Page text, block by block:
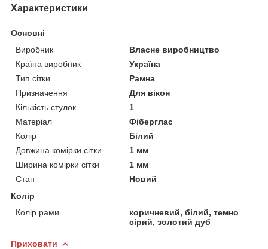
Характеристики
Основні
Виробник
Власне виробництво
Країна виробник
Україна
Тип сітки
Рамна
Призначення
Для вікон
Кількість стулок
1
Матеріал
Фіберглас
Колір
Білий
Довжина комірки сітки
1 мм
Ширина комірки сітки
1 мм
Стан
Новий
Колір
Колір рами
коричневий, білий, темно
сірий, золотий дуб
Приховати